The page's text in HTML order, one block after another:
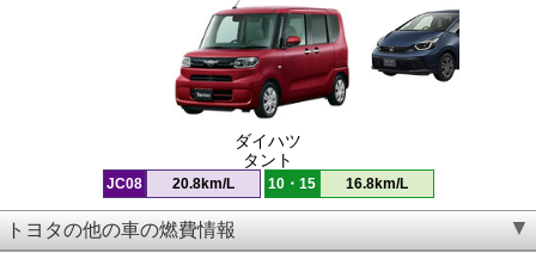
ダイハツ
タント
JC08 20.8km/L 10・15 16.8km/L
トヨタの他の車の燃費情報